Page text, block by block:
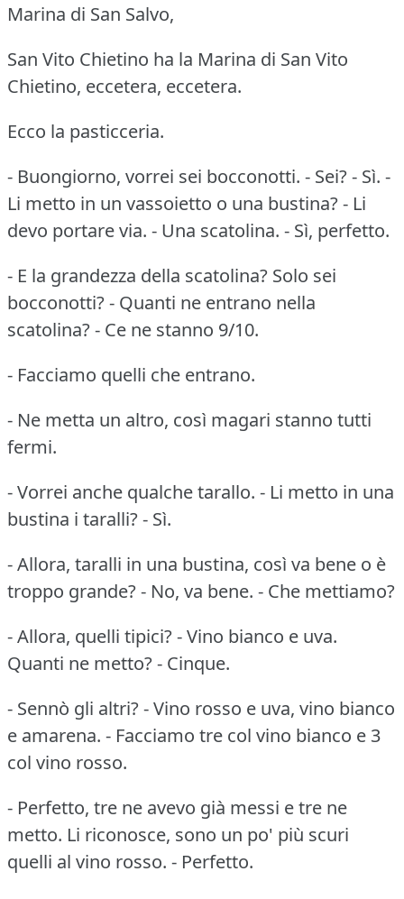
Marina di San Salvo,
San Vito Chietino ha la Marina di San Vito
Chietino, eccetera, eccetera.
Ecco la pasticceria.
- Buongiorno, vorrei sei bocconotti. - Sei? - Sì. -
Li metto in un vassoietto o una bustina? - Li
devo portare via. - Una scatolina. - Sì, perfetto.
- E la grandezza della scatolina? Solo sei
bocconotti? - Quanti ne entrano nella
scatolina? - Ce ne stanno 9/10.
- Facciamo quelli che entrano.
- Ne metta un altro, così magari stanno tutti
fermi.
- Vorrei anche qualche tarallo. - Li metto in una
bustina i taralli? - Sì.
- Allora, taralli in una bustina, così va bene o è
troppo grande? - No, va bene. - Che mettiamo?
- Allora, quelli tipici? - Vino bianco e uva.
Quanti ne metto? - Cinque.
- Sennò gli altri? - Vino rosso e uva, vino bianco
e amarena. - Facciamo tre col vino bianco e 3
col vino rosso.
- Perfetto, tre ne avevo già messi e tre ne
metto. Li riconosce, sono un po' più scuri
quelli al vino rosso. - Perfetto.